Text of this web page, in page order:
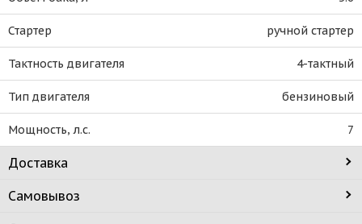
Стартер ручной стартер
Тактность двигателя 4-тактный
Тип двигателя бензиновый
Мощность, л.с. 7
Доставка
Самовывоз